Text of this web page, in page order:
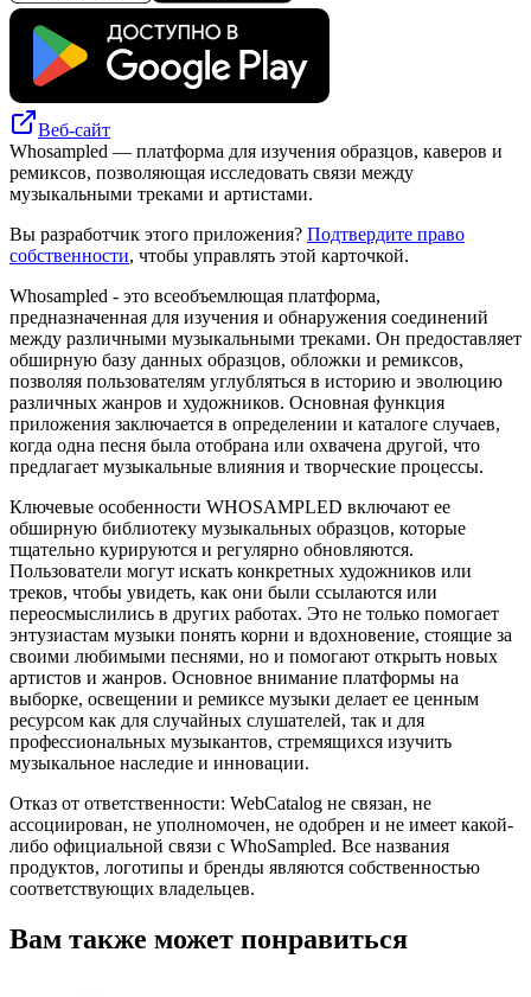
Веб-сайт
Whosampled — платформа для изучения образцов, каверов и
ремиксов, позволяющая исследовать связи между
музыкальными треками и артистами.
Вы разработчик этого приложения? Подтвердите право
собственности, чтобы управлять этой карточкой.
Whosampled - это всеобъемлющая платформа,
предназначенная для изучения и обнаружения соединений
между различными музыкальными треками. Он предоставляет
обширную базу данных образцов, обложки и ремиксов,
позволяя пользователям углубляться в историю и эволюцию
различных жанров и художников. Основная функция
приложения заключается в определении и каталоге случаев,
когда одна песня была отобрана или охвачена другой, что
предлагает музыкальные влияния и творческие процессы.
Ключевые особенности WHOSAMPLED включают ее
обширную библиотеку музыкальных образцов, которые
тщательно курируются и регулярно обновляются.
Пользователи могут искать конкретных художников или
треков, чтобы увидеть, как они были ссылаются или
переосмыслились в других работах. Это не только помогает
энтузиастам музыки понять корни и вдохновение, стоящие за
своими любимыми песнями, но и помогают открыть новых
артистов и жанров. Основное внимание платформы на
выборке, освещении и ремиксе музыки делает ее ценным
ресурсом как для случайных слушателей, так и для
профессиональных музыкантов, стремящихся изучить
музыкальное наследие и инновации.
Отказ от ответственности: WebCatalog не связан, не
ассоциирован, не уполномочен, не одобрен и не имеет какой-
либо официальной связи с WhoSampled. Все названия
продуктов, логотипы и бренды являются собственностью
соответствующих владельцев.
Вам также может понравиться